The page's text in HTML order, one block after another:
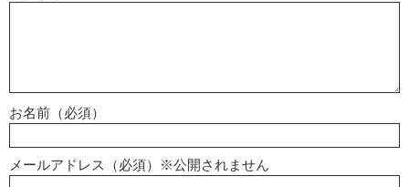
お名前（必須）
メールアドレス（必須）※公開されません